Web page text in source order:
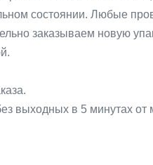
состоянии. Любые
заказываем новую
выходных в 5 минутах от